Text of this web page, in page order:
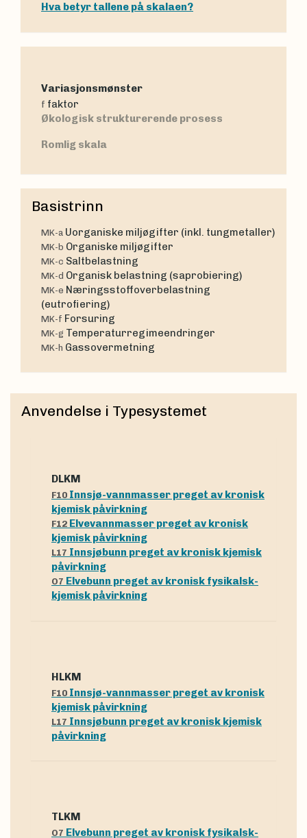
Hva betyr tallene på skalaen?
Variasjonsmønster
f faktor
Økologisk strukturerende prosess
Romlig skala
Basistrinn
MK-a Uorganiske miljøgifter (inkl. tungmetaller)
MK-b Organiske miljøgifter
MK-c Saltbelastning
MK-d Organisk belastning (saprobiering)
MK-e Næringsstoffoverbelastning
(eutrofiering)
MK-f Forsuring
MK-g Temperaturregimeendringer
MK-h Gassovermetning
Anvendelse i Typesystemet
dLKM
F10 Innsjø-vannmasser preget av kronisk
kjemisk påvirkning
F12 Elvevannmasser preget av kronisk
kjemisk påvirkning
L17 Innsjøbunn preget av kronisk kjemisk
påvirkning
O7 Elvebunn preget av kronisk fysikalsk-
kjemisk påvirkning
hLKM
F10 Innsjø-vannmasser preget av kronisk
kjemisk påvirkning
L17 Innsjøbunn preget av kronisk kjemisk
påvirkning
tLKM
O7 Elvebunn preget av kronisk fysikalsk-